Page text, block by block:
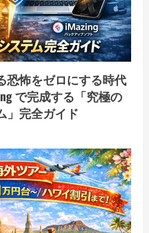
恐怖をゼロにする時代
で完成する「究極の
」完全ガイド